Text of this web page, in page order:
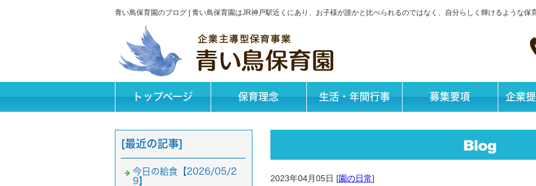
青い鳥保育園のブログ | 青い鳥保育園はJR神戸駅近くにあり、お子様が誰かと比べられるのではなく、自分らしく輝けるような保
トップページ 保育理念 生活・年間行事 募集要項 企業
2023年04月05日 [園の日常]
[最近の記事]
今日の給食【2026/05/2
9】